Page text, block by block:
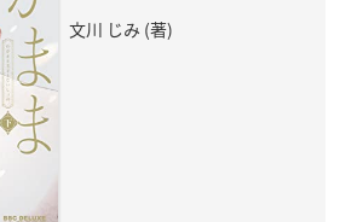
文川 じみ (著)